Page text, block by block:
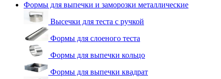
Формы для выпечки и заморозки металлические
Высечки для теста с ручкой
Формы для слоеного теста
Формы для выпечки кольцо
Формы для выпечки квадрат